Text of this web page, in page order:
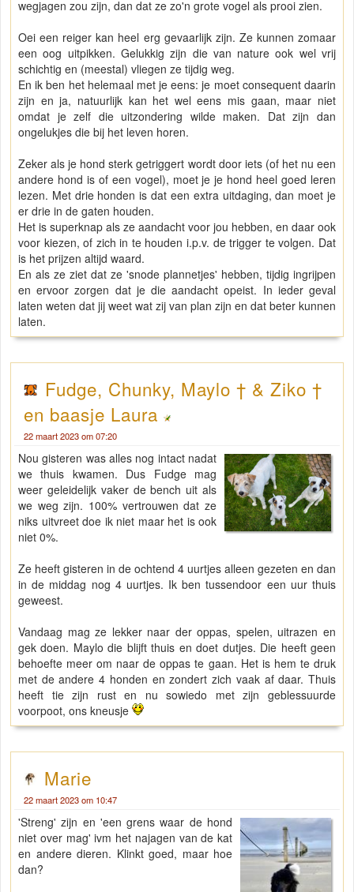
wegjagen zou zijn, dan dat ze zo'n grote vogel als prooi zien.
Oei een reiger kan heel erg gevaarlijk zijn. Ze kunnen zomaar
een oog uitpikken. Gelukkig zijn die van nature ook wel vrij
schichtig en (meestal) vliegen ze tijdig weg.
En ik ben het helemaal met je eens: je moet consequent daarin
zijn en ja, natuurlijk kan het wel eens mis gaan, maar niet
omdat je zelf die uitzondering wilde maken. Dat zijn dan
ongelukjes die bij het leven horen.
Zeker als je hond sterk getriggert wordt door iets (of het nu een
andere hond is of een vogel), moet je je hond heel goed leren
lezen. Met drie honden is dat een extra uitdaging, dan moet je
er drie in de gaten houden.
Het is superknap als ze aandacht voor jou hebben, en daar ook
voor kiezen, of zich in te houden i.p.v. de trigger te volgen. Dat
is het prijzen altijd waard.
En als ze ziet dat ze 'snode plannetjes' hebben, tijdig ingrijpen
en ervoor zorgen dat je die aandacht opeist. In ieder geval
laten weten dat jij weet wat zij van plan zijn en dat beter kunnen
laten.
Fudge, Chunky, Maylo † & Ziko †
en baasje Laura
22 maart 2023 om 07:20
Nou gisteren was alles nog intact nadat
we thuis kwamen. Dus Fudge mag
weer geleidelijk vaker de bench uit als
we weg zijn. 100% vertrouwen dat ze
niks uitvreet doe ik niet maar het is ook
niet 0%.
Ze heeft gisteren in de ochtend 4 uurtjes alleen gezeten en dan
in de middag nog 4 uurtjes. Ik ben tussendoor een uur thuis
geweest.
Vandaag mag ze lekker naar der oppas, spelen, uitrazen en
gek doen. Maylo die blijft thuis en doet dutjes. Die heeft geen
behoefte meer om naar de oppas te gaan. Het is hem te druk
met de andere 4 honden en zondert zich vaak af daar. Thuis
heeft tie zijn rust en nu sowiedo met zijn geblessuurde
voorpoot, ons kneusje
Marie
22 maart 2023 om 10:47
'Streng' zijn en 'een grens waar de hond
niet over mag' ivm het najagen van de kat
en andere dieren. Klinkt goed, maar hoe
dan?